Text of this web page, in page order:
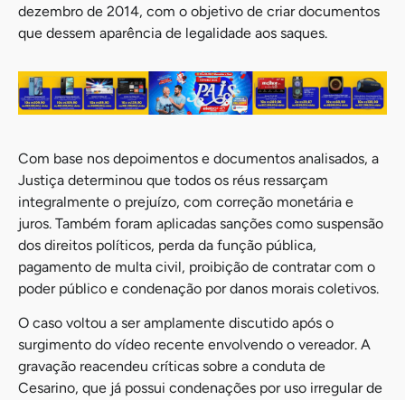
dezembro de 2014, com o objetivo de criar documentos
que dessem aparência de legalidade aos saques.
Com base nos depoimentos e documentos analisados, a
Justiça determinou que todos os réus ressarçam
integralmente o prejuízo, com correção monetária e
juros. Também foram aplicadas sanções como suspensão
dos direitos políticos, perda da função pública,
pagamento de multa civil, proibição de contratar com o
poder público e condenação por danos morais coletivos.
O caso voltou a ser amplamente discutido após o
surgimento do vídeo recente envolvendo o vereador. A
gravação reacendeu críticas sobre a conduta de
Cesarino, que já possui condenações por uso irregular de